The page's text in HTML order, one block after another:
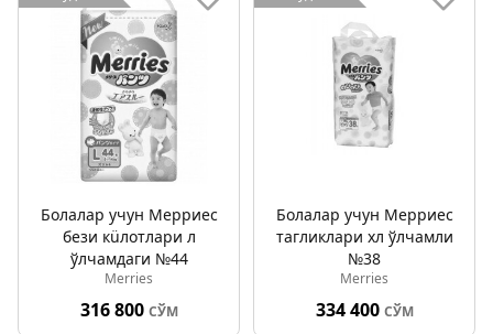
Болалар учун Мерриес
бези кüлотлари л
ўлчамдаги №44
Merries
316 800 СЎМ
Болалар учун Мерриес
тагликлари хл ўлчамли
№38
Merries
334 400 СЎМ